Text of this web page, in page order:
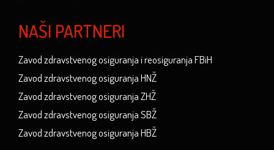
NAŠI PARTNERI
Zavod zdravstvenog osiguranja i reosiguranja FBiH
Zavod zdravstvenog osiguranja HNŽ
Zavod zdravstvenog osiguranja ZHŽ
Zavod zdravstvenog osiguranja SBŽ
Zavod zdravstvenog osiguranja HBŽ